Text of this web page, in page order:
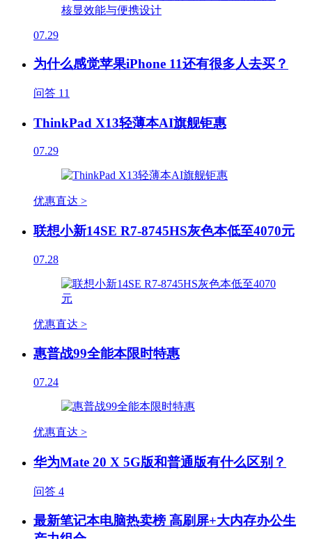
07.29
为什么感觉苹果iPhone 11还有很多人去买？
问答 11
ThinkPad X13轻薄本AI旗舰钜惠
07.29
优惠直达 >
联想小新14SE R7-8745HS灰色本低至4070元
07.28
优惠直达 >
惠普战99全能本限时特惠
07.24
优惠直达 >
华为Mate 20 X 5G版和普通版有什么区别？
问答 4
最新笔记本电脑热卖榜 高刷屏+大内存办公生